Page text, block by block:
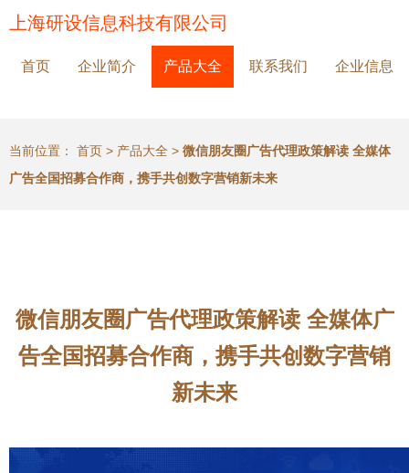
上海研设信息科技有限公司
首页 企业简介 产品大全 联系我们 企业信息
当前位置： 首页 > 产品大全 > 微信朋友圈广告代理政策解读 全媒体
广告全国招募合作商，携手共创数字营销新未来
微信朋友圈广告代理政策解读 全媒体广
告全国招募合作商，携手共创数字营销
新未来